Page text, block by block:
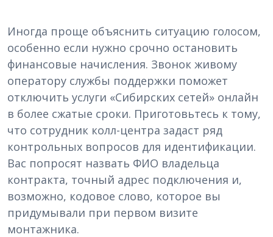
Иногда проще объяснить ситуацию голосом,
особенно если нужно срочно остановить
финансовые начисления. Звонок живому
оператору службы поддержки поможет
отключить услуги «Сибирских сетей» онлайн
в более сжатые сроки. Приготовьтесь к тому,
что сотрудник колл-центра задаст ряд
контрольных вопросов для идентификации.
Вас попросят назвать ФИО владельца
контракта, точный адрес подключения и,
возможно, кодовое слово, которое вы
придумывали при первом визите
монтажника.